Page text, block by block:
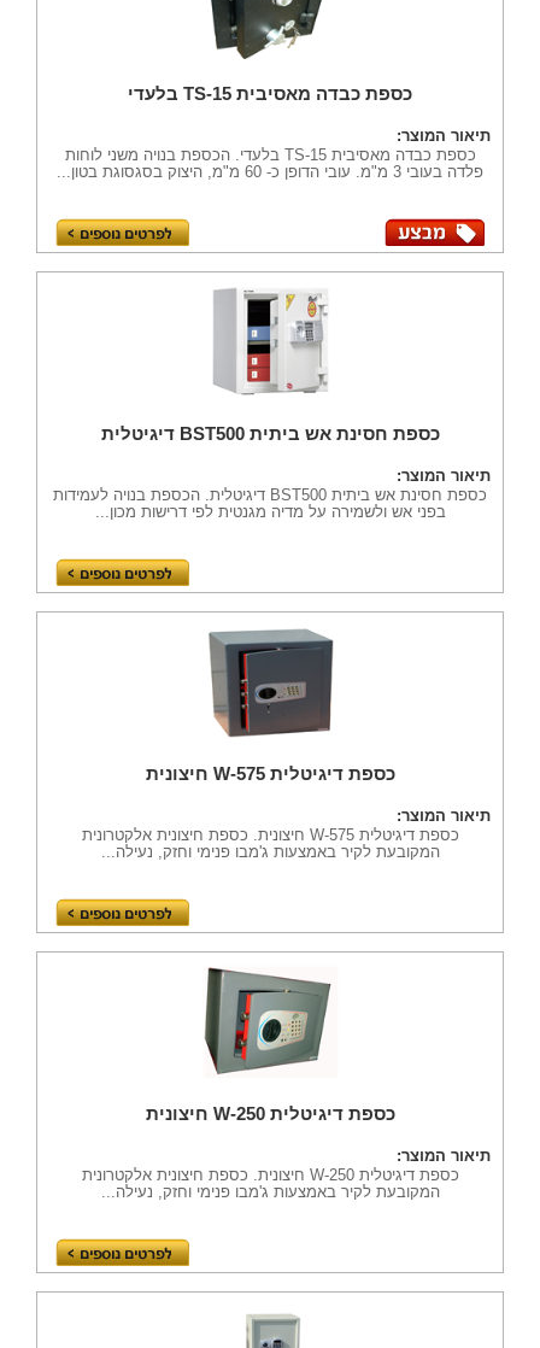
כספת כבדה מאסיבית TS-15 בלעדי
תיאור המוצר:
כספת כבדה מאסיבית TS-15 בלעדי. הכספת בנויה משני לוחות
פלדה בעובי 3 מ"מ. עובי הדופן כ- 60 מ"מ, היצוק בסגסוגת בטון...
כספת חסינת אש ביתית BST500 דיגיטלית
תיאור המוצר:
כספת חסינת אש ביתית BST500 דיגיטלית. הכספת בנויה לעמידות
בפני אש ולשמירה על מדיה מגנטית לפי דרישות מכון...
כספת דיגיטלית W-575 חיצונית
תיאור המוצר:
כספת דיגיטלית W-575 חיצונית. כספת חיצונית אלקטרונית
המקובעת לקיר באמצעות ג'מבו פנימי וחזק, נעילה...
כספת דיגיטלית W-250 חיצונית
תיאור המוצר:
כספת דיגיטלית W-250 חיצונית. כספת חיצונית אלקטרונית
המקובעת לקיר באמצעות ג'מבו פנימי וחזק, נעילה...